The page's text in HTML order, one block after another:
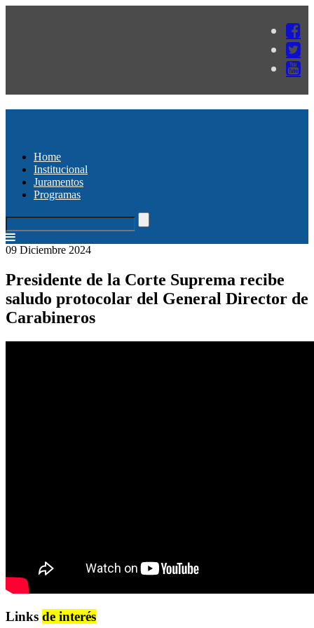
Home
Institucional
Juramentos
Programas
09 Diciembre 2024
Presidente de la Corte Suprema recibe
saludo protocolar del General Director de
Carabineros
Links de interés